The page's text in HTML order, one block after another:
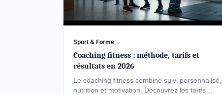
Sport & Forme
Coaching fitness : méthode, tarifs et
résultats en 2026
Le coaching fitness combine suivi personnalisé,
nutrition et motivation. Découvrez les tarifs